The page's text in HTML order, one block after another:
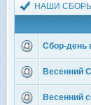
НАШИ СБОРЫ
Сбор-день
Весенний
Весенний